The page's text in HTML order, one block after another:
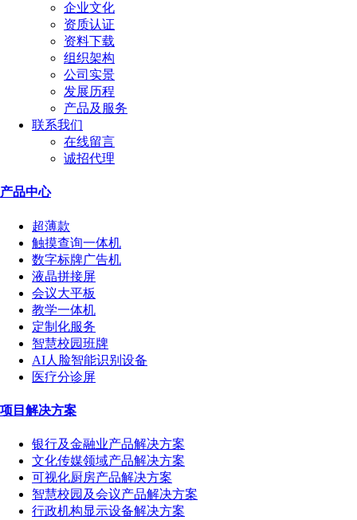
企业文化
资质认证
资料下载
组织架构
公司实景
发展历程
产品及服务
联系我们
在线留言
诚招代理
产品中心
超薄款
触摸查询一体机
数字标牌广告机
液晶拼接屏
会议大平板
教学一体机
定制化服务
智慧校园班牌
AI人脸智能识别设备
医疗分诊屏
项目解决方案
银行及金融业产品解决方案
文化传媒领域产品解决方案
可视化厨房产品解决方案
智慧校园及会议产品解决方案
行政机构显示设备解决方案